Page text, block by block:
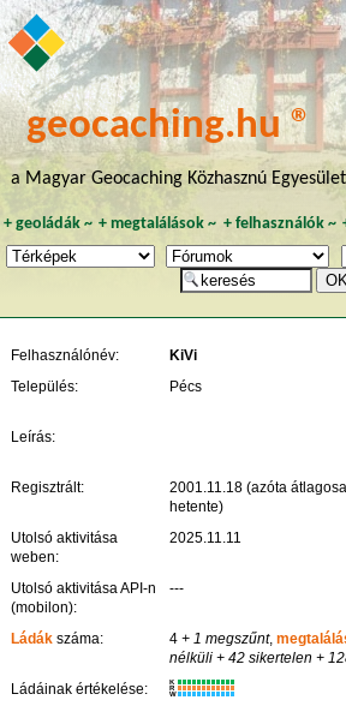
geocaching.hu ®
a Magyar Geocaching Közhasznú
+ geoládák~ +megtalálások ~ + felhasználók~
Felhasználónév:
KiVi
Település:
Pécs
Leírás:
Regisztrált:
2001.11.18 (azóta
hetente)
Utolsó aktivitása
weben:
2025.11.11
Utolsó aktivitása API-n
(mobilon):
---
Ládák száma: 4 + 1 megszűnt,
nélküli + 42 sikertelen +
Ládáinak értékelése:
K
R
W